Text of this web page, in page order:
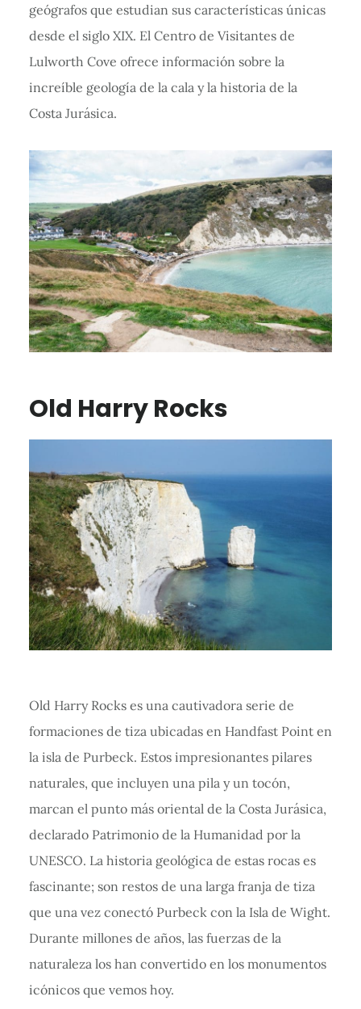
geógrafos que estudian sus características únicas
desde el siglo XIX. El Centro de Visitantes de
Lulworth Cove ofrece información sobre la
increíble geología de la cala y la historia de la
Costa Jurásica.
Old Harry Rocks
Old Harry Rocks es una cautivadora serie de
formaciones de tiza ubicadas en Handfast Point en
la isla de Purbeck. Estos impresionantes pilares
naturales, que incluyen una pila y un tocón,
marcan el punto más oriental de la Costa Jurásica,
declarado Patrimonio de la Humanidad por la
UNESCO. La historia geológica de estas rocas es
fascinante; son restos de una larga franja de tiza
que una vez conectó Purbeck con la Isla de Wight.
Durante millones de años, las fuerzas de la
naturaleza los han convertido en los monumentos
icónicos que vemos hoy.